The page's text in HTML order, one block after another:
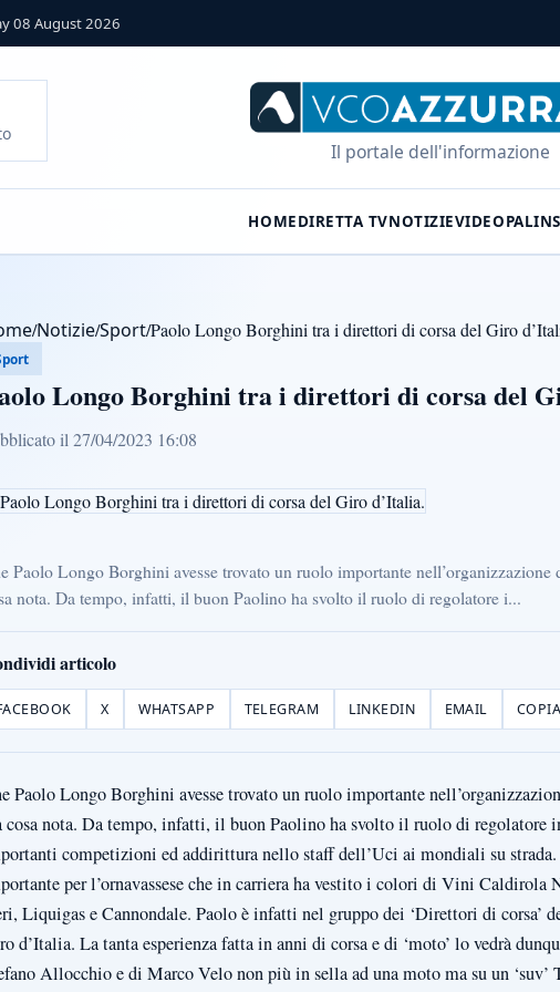
08 August 2026
Il portale dell'informazione
HOMEDIRETTA TVNOTIZIEVIDEO
/Notizie/Sport/Paolo Longo Borghini tra i direttori di corsa del Giro
Longo Borghini tra i direttori di corsa del
il 27/04/2023 16:08
Paolo Longo Borghini avesse trovato un ruolo importante
nota. Da tempo, infatti, il buon Paolino ha svolto il ruolo di regolatore i...
articolo
X WHATSAPP TELEGRAM LINKEDIN EMAIL
Paolo Longo Borghini avesse trovato un ruolo importante
cosa nota. Da tempo, infatti, il buon Paolino ha svolto il ruolo di regolatore
competizioni ed addirittura nello staff dell’Uci ai mondiali su strada.
per l’ornavassese che in carriera ha vestito i colori di Vini
Liquigas e Cannondale. Paolo è infatti nel gruppo dei ‘Direttori di corsa’
d’Italia. La tanta esperienza fatta in anni di corsa e di ‘moto’ lo vedrà
Allocchio e di Marco Velo non più in sella ad una moto ma su un ‘suv’